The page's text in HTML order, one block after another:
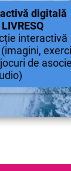
digitală
interactivă
de